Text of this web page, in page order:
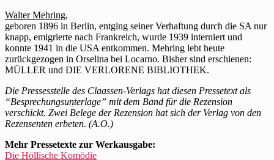
Walter Mehring,
geboren 1896 in Berlin, entging seiner Verhaftung durch die SA nur
knapp, emigrierte nach Frankreich, wurde 1939 interniert und
konnte 1941 in die USA entkommen. Mehring lebt heute
zurückgezogen in Orselina bei Locarno. Bisher sind erschienen:
MÜLLER und DIE VERLORENE BIBLIOTHEK.
Die Pressesstelle des Claassen-Verlags hat diesen Pressetext als
“Besprechungsunterlage” mit dem Band für die Rezension
verschickt. Zwei Belege der Rezension hat sich der Verlag von den
Rezensenten erbeten. (A.O.)
Mehr Pressetexte zur Werkausgabe:
Die Höllische Komödie